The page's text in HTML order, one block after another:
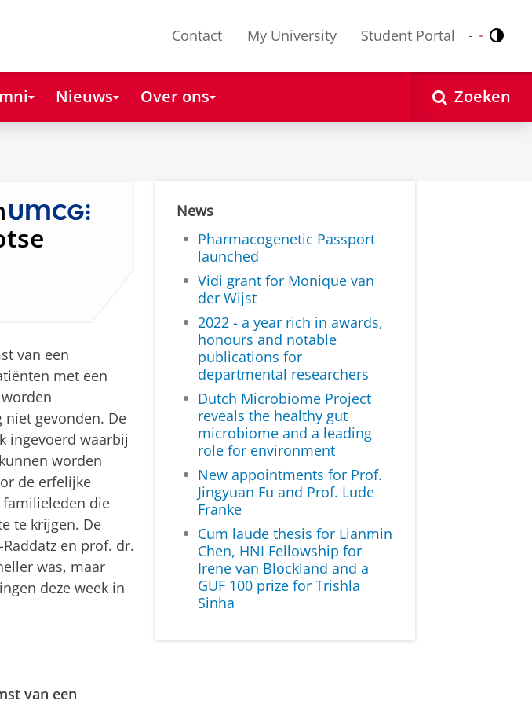
Contact My University Student Portal Nederlands
English
Nieuws Over ons Zoeken
van een
met een
gevonden. De
ingevoerd waarbij
worden
de erfelijke
familieleden die
te krijgen. De
en prof. dr.
was, maar
deze week in
van een
News
Pharmacogenetic Passport
launched
Vidi grant for Monique van
der Wijst
2022 - a year rich in awards,
honours and notable
publications for
departmental researchers
Dutch Microbiome Project
reveals the healthy gut
microbiome and a leading
role for environment
New appointments for Prof.
Jingyuan Fu and Prof. Lude
Franke
Cum laude thesis for Lianmin
Chen, HNI Fellowship for
Irene van Blockland and a
GUF 100 prize for Trishla
Sinha